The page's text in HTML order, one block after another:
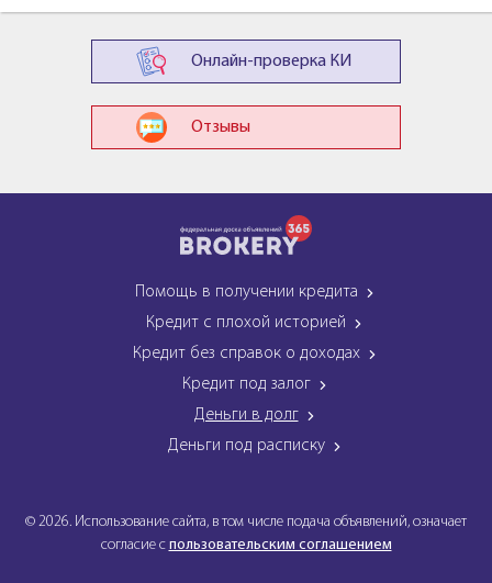
Онлайн-проверка КИ
Отзывы
Помощь в получении кредита
Кредит с плохой историей
Кредит без справок о доходах
Кредит под залог
Деньги в долг
Деньги под расписку
© 2026. Использование сайта, в том числе подача объявлений, означает
согласие с пользовательским соглашением